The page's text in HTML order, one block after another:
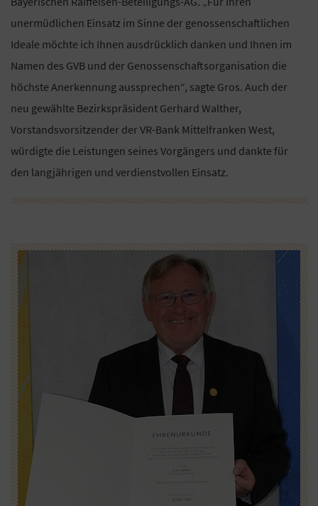
unermüdlichen Einsatz im Sinne der genossenschaftlichen
Ideale möchte ich Ihnen ausdrücklich danken und Ihnen im
Namen des GVB und der Genossenschaftsorganisation die
höchste Anerkennung aussprechen“, sagte Gros. Auch der
neu gewählte Bezirkspräsident Gerhard Walther,
Vorstandsvorsitzender der VR-Bank Mittelfranken West,
würdigte die Leistungen seines Vorgängers und dankte für
den langjährigen und verdienstvollen Einsatz.